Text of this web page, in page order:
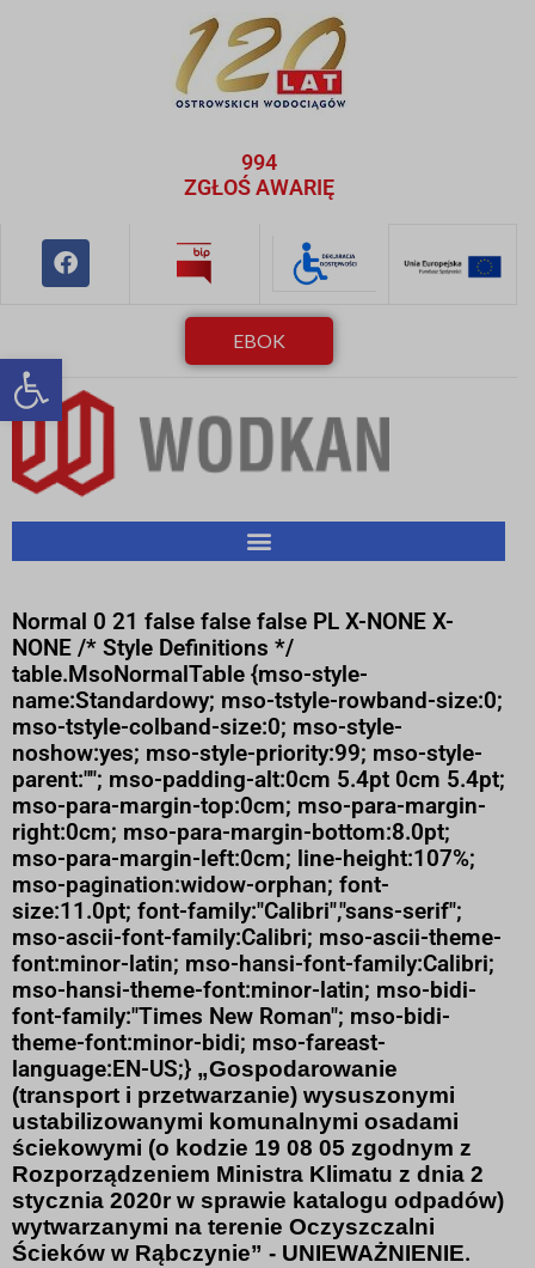
Otwórz pasek narzędzi
994
ZGŁOŚ AWARIĘ
EBOK
Normal 0 21 false false false PL X-NONE X-
NONE /* Style Definitions */
table.MsoNormalTable {mso-style-
name:Standardowy; mso-tstyle-rowband-size:0;
mso-tstyle-colband-size:0; mso-style-
noshow:yes; mso-style-priority:99; mso-style-
parent:""; mso-padding-alt:0cm 5.4pt 0cm 5.4pt;
mso-para-margin-top:0cm; mso-para-margin-
right:0cm; mso-para-margin-bottom:8.0pt;
mso-para-margin-left:0cm; line-height:107%;
mso-pagination:widow-orphan; font-
size:11.0pt; font-family:"Calibri","sans-serif";
mso-ascii-font-family:Calibri; mso-ascii-theme-
font:minor-latin; mso-hansi-font-family:Calibri;
mso-hansi-theme-font:minor-latin; mso-bidi-
font-family:"Times New Roman"; mso-bidi-
theme-font:minor-bidi; mso-fareast-
language:EN-US;} „Gospodarowanie
(transport i przetwarzanie) wysuszonymi
ustabilizowanymi komunalnymi osadami
ściekowymi (o kodzie 19 08 05 zgodnym z
Rozporządzeniem Ministra Klimatu z dnia 2
stycznia 2020r w sprawie katalogu odpadów)
wytwarzanymi na terenie Oczyszczalni
Ścieków w Rąbczynie” - UNIEWAŻNIENIE.